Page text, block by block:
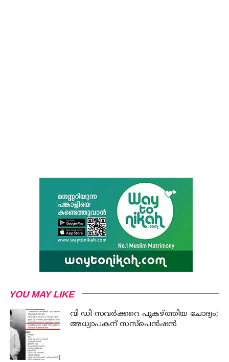
YOU MAY LIKE
വി ഡി സവര്‍ക്കറെ പുകഴ്ത്തിയ ചോദ്യം;
അധ്യാപകന് സസ്പെന്‍ഷന്‍